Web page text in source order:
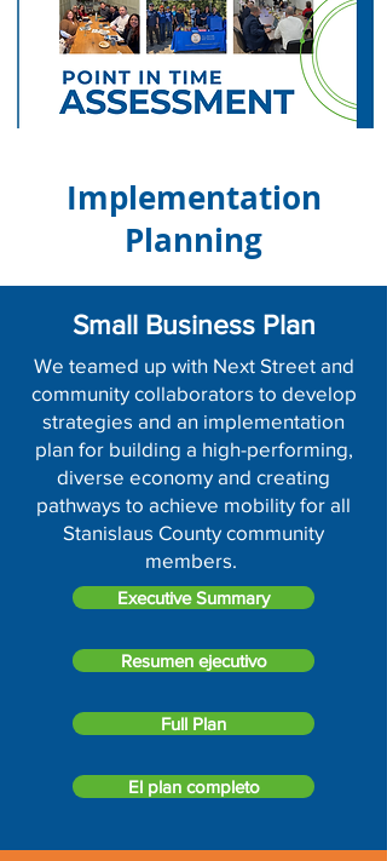
Implementation
Planning
Small Business Plan
We teamed up with Next Street and
community collaborators to develop
strategies and an implementation
plan for building a high-performing,
diverse economy and creating
pathways to achieve mobility for all
Stanislaus County community
members.
Executive Summary
Resumen ejecutivo
Full Plan
El plan completo